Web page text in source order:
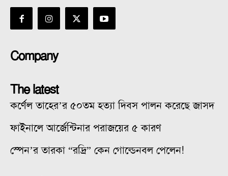
Company
The latest
কর্ণেল তাহের’র ৫০তম হত্যা দিবস পালন করেছে জাসদ
ফাইনালে আর্জেন্টিনার পরাজয়ের ৫ কারণ
স্পেন’র তারকা “রদ্রি” কেন গোল্ডেনবল পেলেন!